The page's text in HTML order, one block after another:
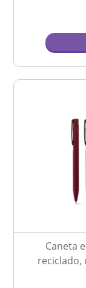
Caneta
reciclado,